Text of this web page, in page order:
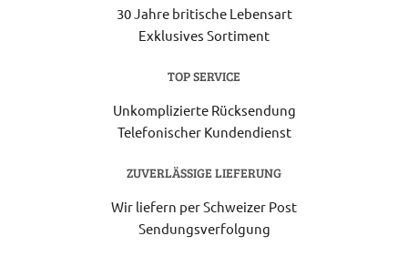
30 Jahre britische Lebensart
Exklusives Sortiment
TOP SERVICE
Unkomplizierte Rücksendung
Telefonischer Kundendienst
ZUVERLÄSSIGE LIEFERUNG
Wir liefern per Schweizer Post
Sendungsverfolgung